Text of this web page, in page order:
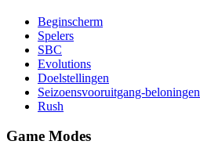
Beginscherm
Spelers
SBC
Evolutions
Doelstellingen
Seizoensvooruitgang-beloningen
Rush
Game Modes